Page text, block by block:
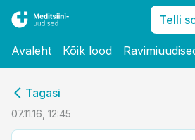
Telli
Avaleht Kõik lood
Tagasi
07.11.16, 12:45